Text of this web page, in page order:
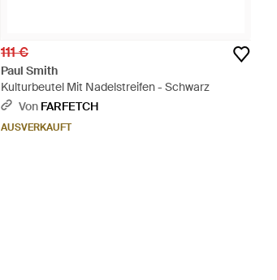
111 €
Paul Smith
Kulturbeutel Mit Nadelstreifen - Schwarz
Von FARFETCH
AUSVERKAUFT